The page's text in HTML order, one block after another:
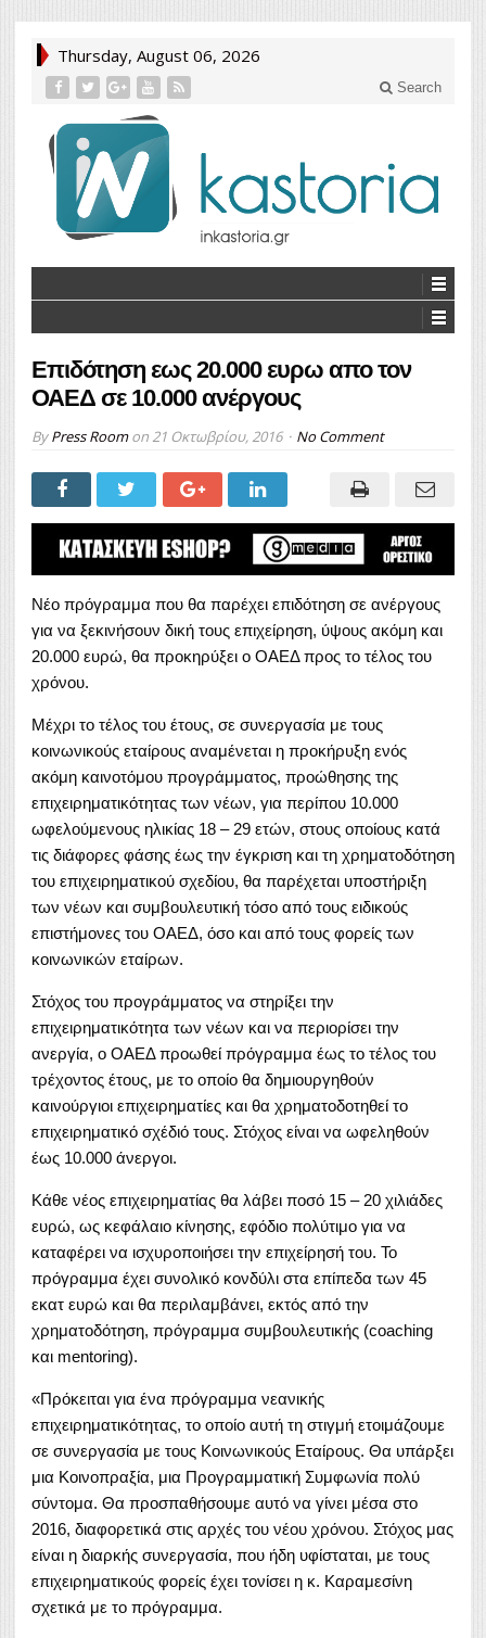
Thursday, August 06, 2026
Search
Επιδότηση εως 20.000 ευρω απο τον
ΟΑΕΔ σε 10.000 ανέργους
ByPress Roomon 21 Οκτωβρίου, 2016 No Comment
Νέο πρόγραμμα που θα παρέχει επιδότηση σε ανέργους
για να ξεκινήσουν δική τους επιχείρηση, ύψους ακόμη και
20.000 ευρώ, θα προκηρύξει ο ΟΑΕΔ προς το τέλος του
χρόνου.
Μέχρι το τέλος του έτους, σε συνεργασία με τους
κοινωνικούς εταίρους αναμένεται η προκήρυξη ενός
ακόμη καινοτόμου προγράμματος, προώθησης της
επιχειρηματικότητας των νέων, για περίπου 10.000
ωφελούμενους ηλικίας 18 – 29 ετών, στους οποίους κατά
τις διάφορες φάσης έως την έγκριση και τη χρηματοδότηση
του επιχειρηματικού σχεδίου, θα παρέχεται υποστήριξη
των νέων και συμβουλευτική τόσο από τους ειδικούς
επιστήμονες του ΟΑΕΔ, όσο και από τους φορείς των
κοινωνικών εταίρων.
Στόχος του προγράμματος να στηρίξει την
επιχειρηματικότητα των νέων και να περιορίσει την
ανεργία, ο ΟΑΕΔ προωθεί πρόγραμμα έως το τέλος του
τρέχοντος έτους, με το οποίο θα δημιουργηθούν
καινούργιοι επιχειρηματίες και θα χρηματοδοτηθεί το
επιχειρηματικό σχέδιό τους. Στόχος είναι να ωφεληθούν
έως 10.000 άνεργοι.
Κάθε νέος επιχειρηματίας θα λάβει ποσό 15 – 20 χιλιάδες
ευρώ, ως κεφάλαιο κίνησης, εφόδιο πολύτιμο για να
καταφέρει να ισχυροποιήσει την επιχείρησή του. Το
πρόγραμμα έχει συνολικό κονδύλι στα επίπεδα των 45
εκατ ευρώ και θα περιλαμβάνει, εκτός από την
χρηματοδότηση, πρόγραμμα συμβουλευτικής (coaching
και mentoring).
«Πρόκειται για ένα πρόγραμμα νεανικής
επιχειρηματικότητας, το οποίο αυτή τη στιγμή ετοιμάζουμε
σε συνεργασία με τους Κοινωνικούς Εταίρους. Θα υπάρξει
μια Κοινοπραξία, μια Προγραμματική Συμφωνία πολύ
σύντομα. Θα προσπαθήσουμε αυτό να γίνει μέσα στο
2016, διαφορετικά στις αρχές του νέου χρόνου. Στόχος μας
είναι η διαρκής συνεργασία, που ήδη υφίσταται, με τους
επιχειρηματικούς φορείς έχει τονίσει η κ. Καραμεσίνη
σχετικά με το πρόγραμμα.